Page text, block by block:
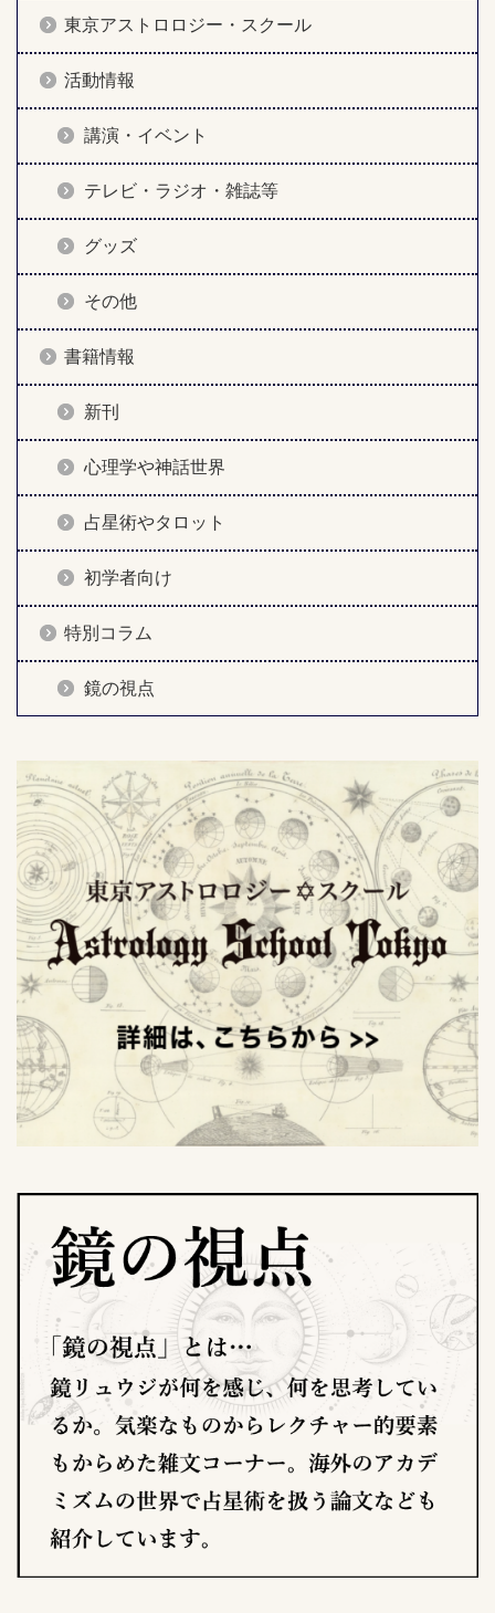
東京アストロロジー・スクール
活動情報
講演・イベント
テレビ・ラジオ・雑誌等
グッズ
その他
書籍情報
新刊
心理学や神話世界
占星術やタロット
初学者向け
特別コラム
鏡の視点